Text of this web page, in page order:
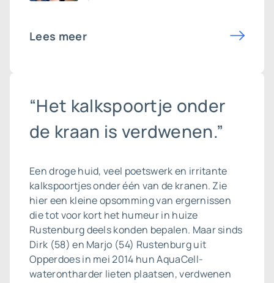
Lees meer
“Het kalkspoortje onder
de kraan is verdwenen.”
Een droge huid, veel poetswerk en irritante
kalkspoortjes onder één van de kranen. Zie
hier een kleine opsomming van ergernissen
die tot voor kort het humeur in huize
Rustenburg deels konden bepalen. Maar sinds
Dirk (58) en Marjo (54) Rustenburg uit
Opperdoes in mei 2014 hun AquaCell-
waterontharder lieten plaatsen, verdwenen